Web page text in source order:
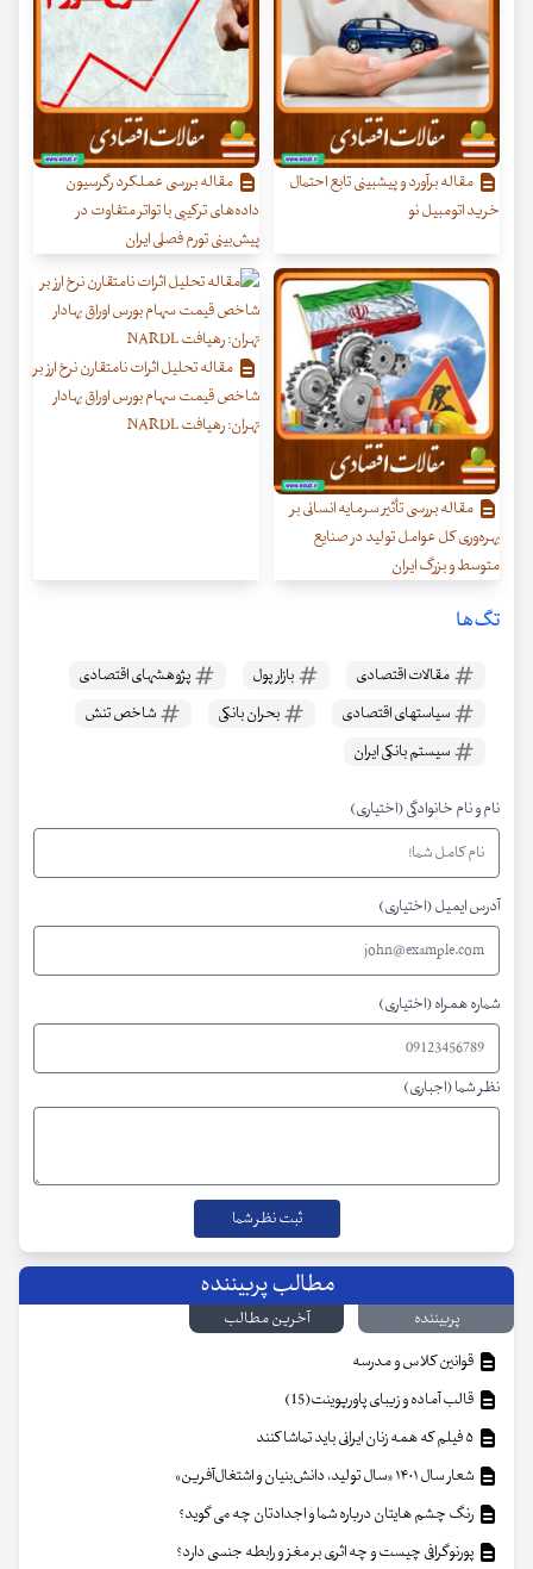
مقاله برآورد و پیش‏بینی تابع احتمال
خرید اتومبیل نو
مقاله بررسی عملکرد رگرسیون‌
داده‌های ترکیبی با تواتر متفاوت در
پیش‌بینی تورم فصلی ایران
مقاله بررسی تأثیر سرمایه انسانی بر
بهره‌وری کل عوامل تولید در صنایع
متوسط و بزرگ ایران
مقاله تحلیل اثرات نامتقارن نرخ ارز بر
شاخص قیمت سهام بورس اوراق بهادار
تهران: رهیافت NARDL
تگ‌ها
مقالات اقتصادی بازار پول
پژوهشهای اقتصادی
سیاستهای اقتصادی
بحران بانکی
شاخص تنش
سیستم بانکی ایران
نام و نام خانوادگی (اختیاری)
آدرس ایمیل (اختیاری)
شماره همراه (اختیاری)
نظر شما (اجباری)
مطالب پربیننده
پربیننده
آخرین مطالب
قوانین کلاس و مدرسه
قالب آماده و زیبای پاورپوینت(15)
شعار سال ۱۴۰۱ «سال تولید، دانش‌بنیان و اشتغال‌آفرین»
رنگ چشم هایتان درباره شما و اجدادتان چه می گوید؟
پورنوگرافی چیست و چه اثری بر مغز و رابطه جنسی دارد؟